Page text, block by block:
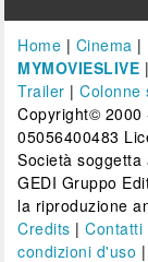
Home | Cinema |
MYMOVIESLIVE |
Trailer |Colonne
Copyright© 2000
05056400483
Società
GEDI Gruppo
la riproduzione
Credits |Contatti
condizioni d'uso |